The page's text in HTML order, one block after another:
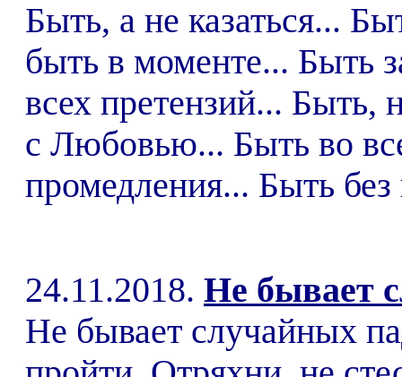
Быть, а не казаться...
быть в моменте... Быть
всех претензий...
с Любовью... Быть во
промедления... Быть
24.11.2018. Не бывает
Не бывает случайных